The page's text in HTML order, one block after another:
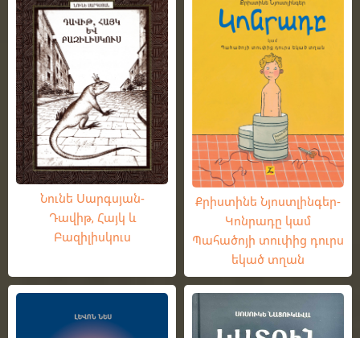
Նունե Սարգսյան-
Դավիթ, Հայկ և
Բազիլիսկուս
Քրիստինե Նյոստլինգեր-
Կոնրադը կամ
Պահածոյի տուփից դուրս
եկած տղան